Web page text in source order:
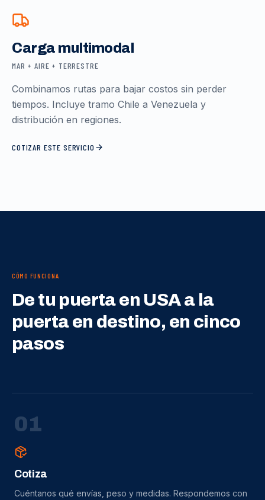
Carga multimodal
MAR + AIRE + TERRESTRE
Combinamos rutas para bajar costos sin perder
tiempos. Incluye tramo Chile a Venezuela y
distribución en regiones.
COTIZAR ESTE SERVICIO
CÓMO FUNCIONA
De tu puerta en USA a la
puerta en destino, en cinco
pasos
01
Cotiza
Cuéntanos qué envías, peso y medidas. Respondemos con